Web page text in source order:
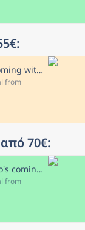
Βενετία! Who's coming with me?
from
70€:
Βουκουρέστι! Who's coming with me?
from